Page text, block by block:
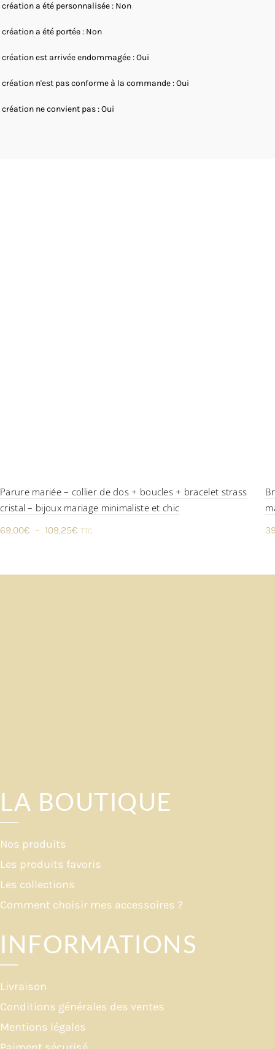
création a été personnalisée : Non
création a été portée : Non
création est arrivée endommagée : Oui
création n'est pas conforme à la commande : Oui
création ne convient pas : Oui
Parure mariée – collier de dos + boucles + bracelet strass
cristal – bijoux mariage minimaliste et chic
69,00€ – 109,25€ Plage
69,00€
TTC
LA BOUTIQUE
Nos produits
Les produits favoris
Les collections
Comment choisir mes accessoires ?
INFORMATIONS
Livraison
Conditions générales des ventes
Mentions légales